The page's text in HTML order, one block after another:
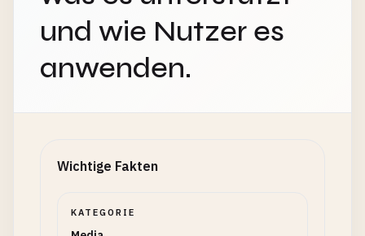
und wie Nutzer es
anwenden.
Wichtige Fakten
KATEGORIE